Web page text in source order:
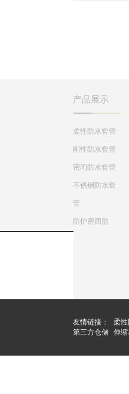
产品展示
柔性防水套管
刚性防水套管
密闭防水套管
不锈钢防水套
管
防护密闭肋
友情链接： 柔
第三方仓储 伸缩